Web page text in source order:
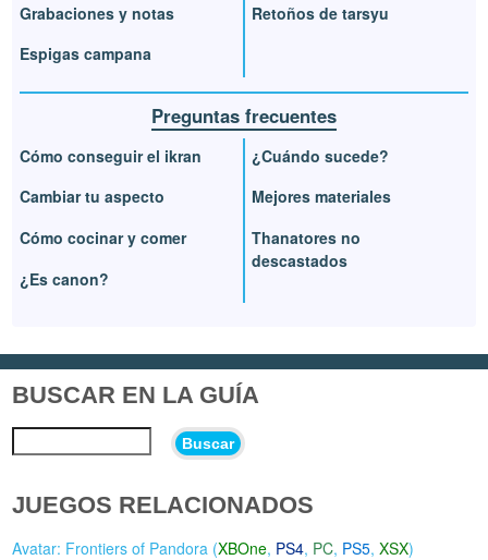
Grabaciones y notas
Espigas campana
Retoños de tarsyu
Preguntas frecuentes
Cómo conseguir el ikran
Cambiar tu aspecto
Cómo cocinar y comer
¿Es canon?
¿Cuándo sucede?
Mejores materiales
Thanatores no
descastados
BUSCAR EN LA GUÍA
Buscar
JUEGOS RELACIONADOS
Avatar: Frontiers of Pandora (XBOne, PS4, PC, PS5,XSX)